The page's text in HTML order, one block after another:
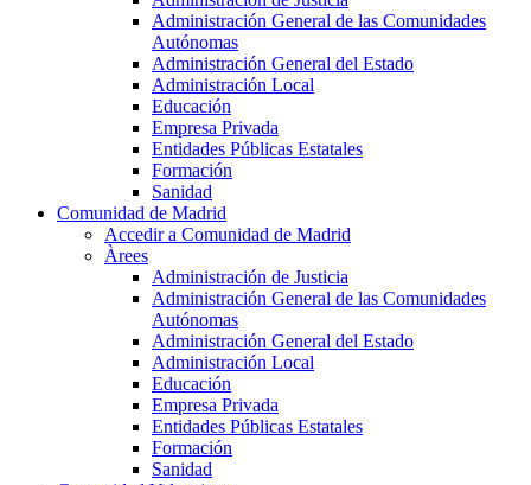
Administración General de las Comunidades
Autónomas
Administración General del Estado
Administración Local
Educación
Empresa Privada
Entidades Públicas Estatales
Formación
Sanidad
Comunidad de Madrid
Accedir a Comunidad de Madrid
Àrees
Administración de Justicia
Administración General de las Comunidades
Autónomas
Administración General del Estado
Administración Local
Educación
Empresa Privada
Entidades Públicas Estatales
Formación
Sanidad